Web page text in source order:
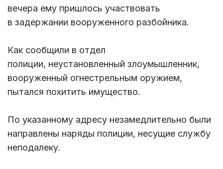
вечера ему пришлось участвовать
в задержании вооруженного разбойника.
Как сообщили в отдел
полиции, неустановленный злоумышленник,
вооруженный огнестрельным оружием,
пытался похитить имущество.
По указанному адресу незамедлительно были
направлены наряды полиции, несущие службу
неподалеку.